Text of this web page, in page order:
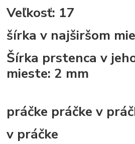
Veľkosť: 17
šírka v najširšom
Šírka prstenca v
mieste: 2 mm
práčke práčkev
v práčke